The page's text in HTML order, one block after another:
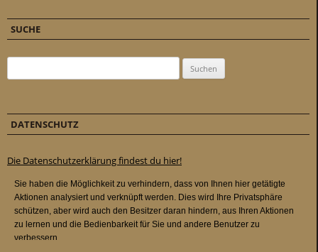
SUCHE
DATENSCHUTZ
Die Datenschutzerklärung findest du hier!